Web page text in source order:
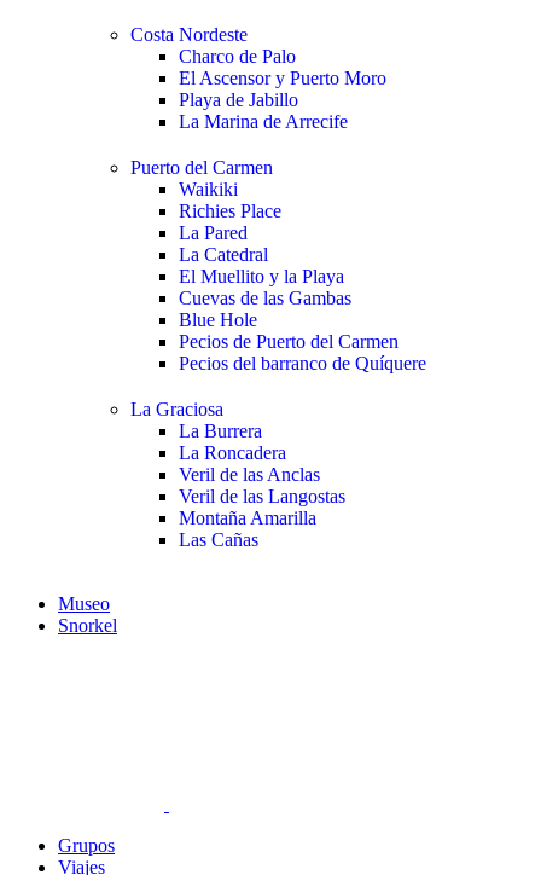
Costa Nordeste
Charco de Palo
El Ascensor y Puerto Moro
Playa de Jabillo
La Marina de Arrecife
Puerto del Carmen
Waikiki
Richies Place
La Pared
La Catedral
El Muellito y la Playa
Cuevas de las Gambas
Blue Hole
Pecios de Puerto del Carmen
Pecios del barranco de Quíquere
La Graciosa
La Burrera
La Roncadera
Veril de las Anclas
Veril de las Langostas
Montaña Amarilla
Las Cañas
Museo
Snorkel
Grupos
Viajes